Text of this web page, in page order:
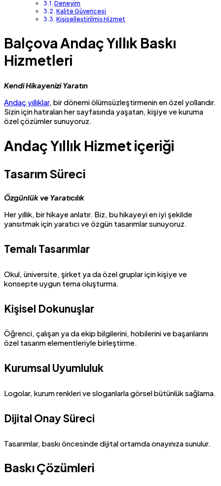
Deneyim
Kalite Güvencesi
Kişiselleştirilmiş Hizmet
Balçova Andaç Yıllık Baskı
Hizmetleri
Kendi Hikayenizi Yaratın
Andaç yıllıklar, bir dönemi ölümsüzleştirmenin en özel yollarıdır.
Sizin için hatıraları her sayfasında yaşatan, kişiye ve kuruma
özel çözümler sunuyoruz.
Andaç Yıllık Hizmet içeriği
Tasarım Süreci
Özgünlük ve Yaratıcılık
Her yıllık, bir hikaye anlatır. Biz, bu hikayeyi en iyi şekilde
yansıtmak için yaratıcı ve özgün tasarımlar sunuyoruz.
Temalı Tasarımlar
Okul, üniversite, şirket ya da özel gruplar için kişiye ve
konsepte uygun tema oluşturma.
Kişisel Dokunuşlar
Öğrenci, çalışan ya da ekip bilgilerini, hobilerini ve başarılarını
özel tasarım elementleriyle birleştirme.
Kurumsal Uyumluluk
Logolar, kurum renkleri ve sloganlarla görsel bütünlük sağlama.
Dijital Onay Süreci
Tasarımlar, baskı öncesinde dijital ortamda onayınıza sunulur.
Baskı Çözümleri